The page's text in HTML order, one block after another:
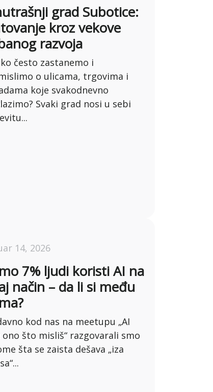
grad Subotice:
kroz vekove
razvoja
često zastanemo i
o ulicama, trgovima i
koje svakodnevno
Svaki grad nosi u sebi
14, 2026
7% ljudi koristi AI na
način – da li si među
kod nas na meetupu „AI
ono što misliš“ razgovarali smo
šta se zaista dešava „iza